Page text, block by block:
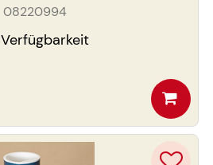
08220994
Verfügbarkeit